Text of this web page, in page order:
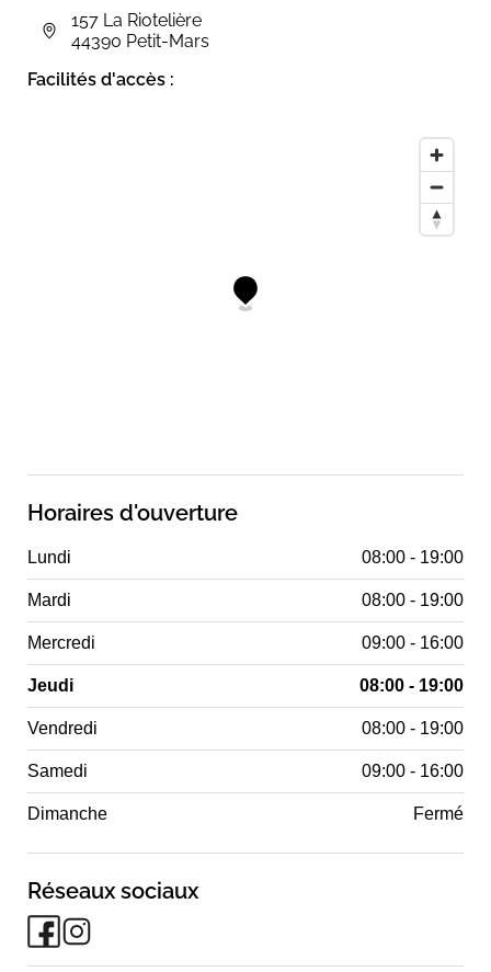
157 La Riotelière
44390 Petit-Mars
Facilités d'accès :
Horaires d'ouverture
Lundi 08:00 - 19:00
Mardi 08:00 - 19:00
Mercredi 09:00 - 16:00
Jeudi 08:00 - 19:00
Vendredi 08:00 - 19:00
Samedi 09:00 - 16:00
Dimanche Fermé
Réseaux sociaux